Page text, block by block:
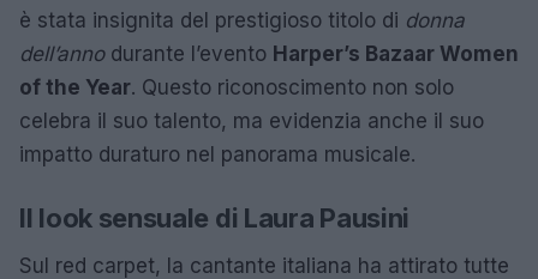
è stata insignita del prestigioso titolo di donna
dell’annodurante l’evento Harper’s Bazaar Women
of the Year. Questo riconoscimento non solo
celebra il suo talento, ma evidenzia anche il suo
impatto duraturo nel panorama musicale.
Il look sensuale di Laura Pausini
Sul red carpet, la cantante italiana ha attirato tutte